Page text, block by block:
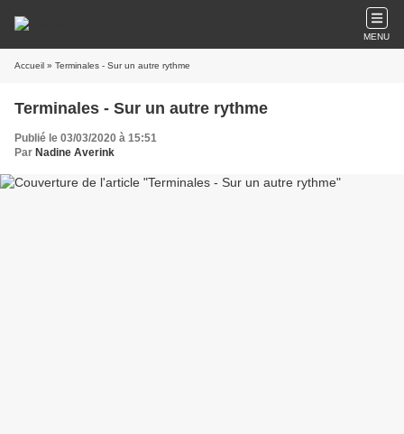
MENU
Accueil » Terminales - Sur un autre rythme
Terminales - Sur un autre rythme
Publié le 03/03/2020 à 15:51
Par Nadine Averink